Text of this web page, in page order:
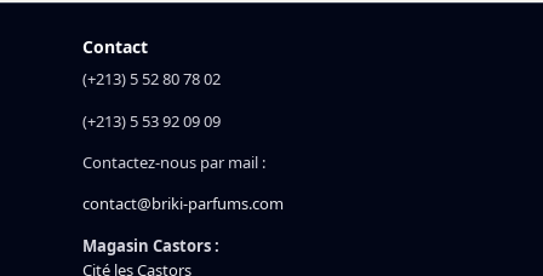
Contact
(+213) 5 52 80 78 02
(+213) 5 53 92 09 09
Contactez-nous par mail :
contact@briki-parfums.com
Magasin Castors :
Cité les Castors